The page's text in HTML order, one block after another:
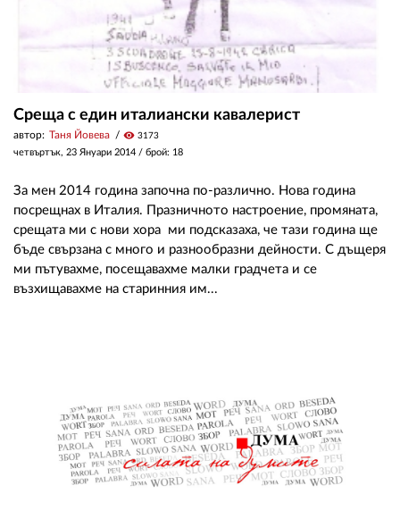
Среща с един италиански кавалерист
автор: Таня Йовева visibility 3173
четвъртък, 23 Януари 2014 / брой: 18
За мен 2014 година започна по-различно. Нова година
посрещнах в Италия. Празничното настроение, промяната,
срещата ми с нови хора ми подсказаха, че тази година ще
бъде свързана с много и разнообразни дейности. С дъщеря
ми пътувахме, посещавахме малки градчета и се
възхищавахме на старинния им...